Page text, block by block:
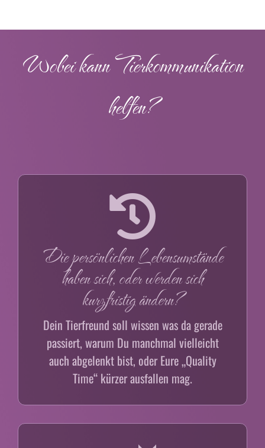
Wobei kann Tierkommunikation
helfen?
Die persönlichen Lebensumstände
haben sich, oder werden sich
kurzfristig ändern?
Dein Tierfreund soll wissen was da gerade
passiert, warum Du manchmal vielleicht
auch abgelenkt bist, oder Eure „Quality
Time“ kürzer ausfallen mag.